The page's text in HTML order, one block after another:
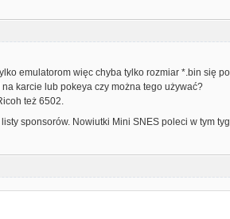
emulatorom więc chyba tylko rozmiar *.bin się
karcie lub pokeya czy można tego używać?
też 6502.
sponsorów. Nowiutki Mini SNES poleci w tym